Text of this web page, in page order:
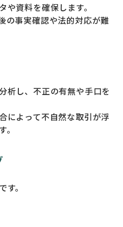
資料を確保します。
の事実確認や法的対応が難
析し、不正の有無や手口を
によって不自然な取引が浮
。